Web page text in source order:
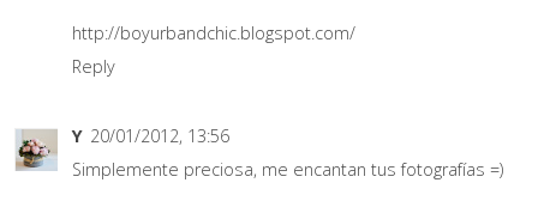
http://boyurbandchic.blogspot.com/
Reply
Y 20/01/2012, 13:56
Simplemente preciosa, me encantan tus fotografías =)